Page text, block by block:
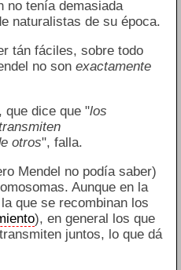
no tenía demasiada
naturalistas de su época.
tán fáciles, sobre todo
no son exactamente
que dice que "los
otros", falla.
Mendel no podía saber)
Aunque en la
que se recombinan los
), en general los que
juntos, lo que dá